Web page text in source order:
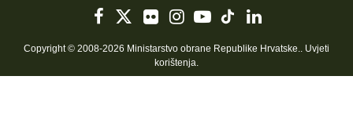
Copyright © 2008-2026 Ministarstvo obrane Republike Hrvatske.. Uvjeti
korištenja.